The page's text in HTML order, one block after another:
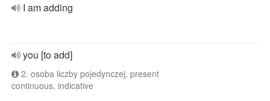
I am adding
you [to add]
2. osoba liczby pojedynczej, present
continuous, indicative